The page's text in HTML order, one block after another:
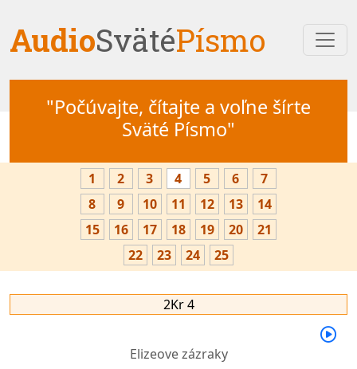
AudioSvätéPísmo
"Počúvajte, čítajte a voľne šírte
Sväté Písmo"
1 2 3 4 5 6
7
8
9 10 11 12 13
14
15
16 17 18 19 20
21
22
23 24 25
2Kr 4
Elizeove zázraky